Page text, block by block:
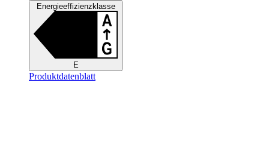
Energieeffizienzklasse
E
Produktdatenblatt